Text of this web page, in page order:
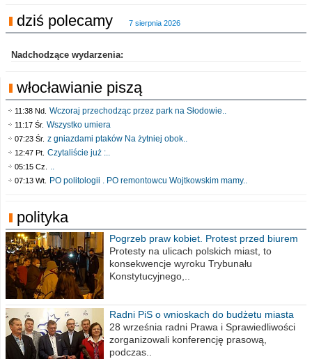
dziś polecamy 7 sierpnia 2026
Nadchodzące wydarzenia:
włocławianie piszą
11:38 Nd. Wczoraj przechodząc przez park na Słodowie..
11:17 Śr. Wszystko umiera
07:23 Śr. z gniazdami ptaków Na żytniej obok..
12:47 Pt. Czytaliście już :..
05:15 Cz. ..
07:13 Wt. PO politologii . PO remontowcu Wojtkowskim mamy..
polityka
Pogrzeb praw kobiet. Protest przed biurem
poselskim PiS
Protesty na ulicach polskich miast, to
konsekwencje wyroku Trybunału
Konstytucyjnego,..
Radni PiS o wnioskach do budżetu miasta
na 2021 rok
28 września radni Prawa i Sprawiedliwości
zorganizowali konferencję prasową,
podczas..